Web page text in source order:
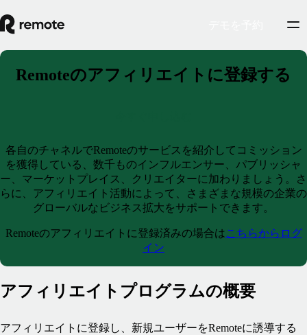
Remoteのアフィリエイトに登録する
各自のチャネルでRemoteのサービスを紹介してコミッション
を獲得している、数千ものインフルエンサー、パブリッシャ
ー、マーケットプレイス、クリエイターに加わりましょう。さ
らに、アフィリエイト活動によって、さまざまな規模の企業の
グローバルなビジネス拡大をサポートできます。
Remoteのアフィリエイトに登録済みの場合はこちらからログ
イン
アフィリエイトプログラムの概要
アフィリエイトに登録し、新規ユーザーをRemoteに誘導する